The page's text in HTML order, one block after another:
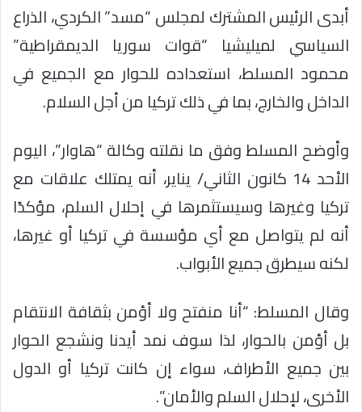
أبدى الرئيس المشترك لمجلس “مسد” الكردي، الذراع
السياسي لميليشيا “قوات سوريا الديمقراطية”
محمود المسلط، استعداده للحوار مع الجميع في
الداخل والخارج، بما في ذلك تركيا من أجل السلام.
وأوضح المسلط وفق ما نقلته وكالة “هاوار”، اليوم
الأحد 14 كانون الثاني/ يناير، أنه يمتلك علاقات مع
تركيا وغيرها وسيستثمرها في إحلال السلم، مؤكدًا
أنه لم يتواصل مع أي مؤسسة في تركيا أو غيرها،
لكنه سيطرق جميع الأبواب.
وقال المسلط: “أنا منفتح ولا أؤمن بثقافة الانتقام
بل أؤمن بالحوار، لذا سوف نمد أيدنا ونشجع الحوار
بين جميع الأطراف، سواء إن كانت تركيا أو الدول
الأخرى، لإحلال السلم والأمان”.